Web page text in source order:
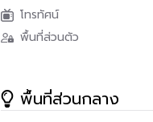
สิ่งอำนวยความสะดวก
- สระว่ายน้ำผู้ใหญ่ – เด็ก(จากุชชี่)
- ห้องเอนกประสงค์
โทรทัศน์
พื้นที่ส่วนตัว
พื้นที่ส่วนกลาง